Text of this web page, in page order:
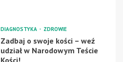
DIAGNOSTYKA ZDROWIE
Zadbaj o swoje kości – weź
udział w Narodowym Teście
Kości!